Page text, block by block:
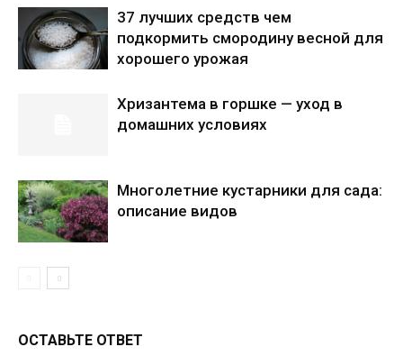
37 лучших средств чем
подкормить смородину весной для
хорошего урожая
Хризантема в горшке — уход в
домашних условиях
Многолетние кустарники для сада:
описание видов
ОСТАВЬТЕ ОТВЕТ